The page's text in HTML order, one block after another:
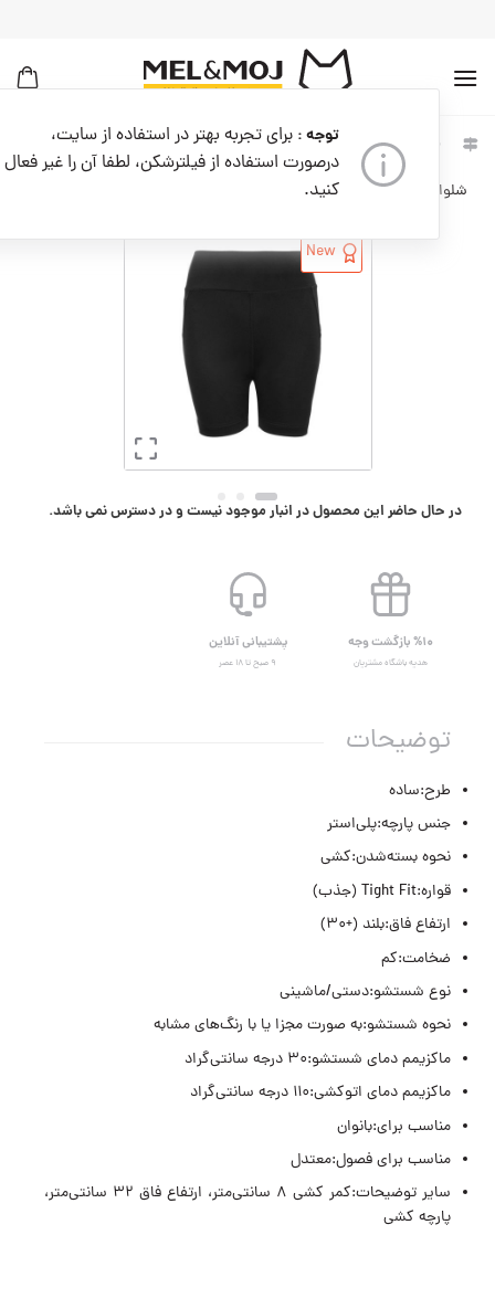
توجه : برای تجربه بهتر در استفاده از سایت،
درصورت استفاده از فیلترشکن، لطفا آن را غیر فعال
کنید.
بروید
لباس زنانه
شلوارک زنانه کدW08883-001
New
در حال حاضر این محصول در انبار موجود نیست و در دسترس نمی باشد.
%۱۰ بازگشت وجه
هدیه باشگاه مشتریان
پشتیبانی آنلاین
۹ صبح تا ۱۸ عصر
توضیحات
طرح:ساده
جنس پارچه:پلی‌استر
نحوه بسته‌شدن:کشی
قواره:Tight Fit (جذب)
ارتفاع فاق:بلند (+۳۰)
ضخامت:کم
نوع شستشو:دستی/ماشینی
نحوه شستشو:به صورت مجزا یا با رنگ‌های مشابه
ماکزیمم دمای شستشو:۳۰ درجه سانتی‌گراد
ماکزیمم دمای اتوکشی:۱۱۰ درجه سانتی‌گراد
مناسب برای:بانوان
مناسب برای فصول:معتدل
سایر توضیحات:کمر کشی ۸ سانتی‌متر، ارتفاع فاق ۳۲ سانتی‌متر،
پارچه کشی